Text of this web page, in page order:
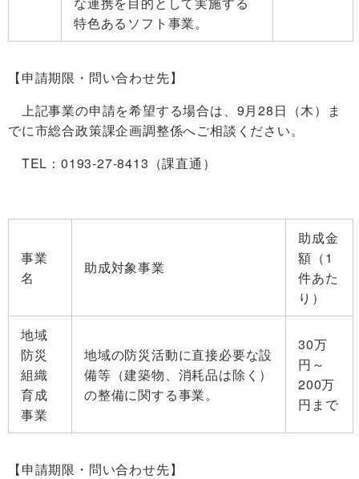
特色あるソフト事業。
【申請期限・問い合わせ先】
上記事業の申請を希望する場合は、9月28日（木）ま
でに市総合政策課企画調整係へご相談ください。
TEL：0193-27-8413（課直通）
事業
名
助成対象事業
助成金
額（1
件あた
り）
地域
防災
組織
育成
事業
地域の防災活動に直接必要な設
備等（建築物、消耗品は除く）
の整備に関する事業。
30万
円～
200万
円まで
【申請期限・問い合わせ先】